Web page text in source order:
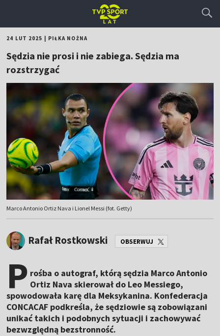
24 LUT 2025 PIŁKA NOŻNA
Sędzia nie prosi i nie zabiega. Sędzia ma
rozstrzygać
Marco Antonio Ortiz Nava i Lionel Messi (fot. Getty)
Rafał Rostkowski OBSERWUJ
P rośba o autograf, którą sędzia Marco Antonio
Ortiz Nava skierował do Leo Messiego,
spowodowała karę dla Meksykanina. Konfederacja
CONCACAF podkreśla, że sędziowie są zobowiązani
unikać takich i podobnych sytuacji i zachowywać
bezwzględną bezstronność.